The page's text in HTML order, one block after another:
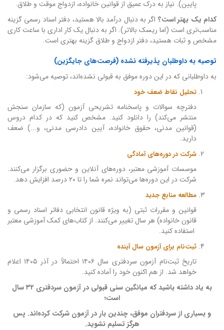
پایین). نیاز به درک عمیق از قوانین خانواده، ازدواج موقت و طلاق.
کدام یک بهتر است؟ اگر به دنبال درآمد بالا هستید، دفتر اسناد رسمی گزینه
مناسب‌تری است (اما ریسک بالاتر). اگر به دنبال یک کار اداری با ساعت کاری
مشخص و ثبات هستید، دفتر ازدواج و طلاق گزینه بهتری است.
توصیه به داوطلبان پذیرفته نشده (فرصت‌های جایگزین)
به داوطلبانی که در این دوره موفق به قبولی نشده‌اند، توصیه می‌شود:
تحلیل نقاط ضعف خود
دفترچه سوالات و پاسخنامه تشریحی آزمون (که سازمان سنجش
منتشر می‌کند) را دانلود کنید. مشخص کنید که در کدام دروس
(قوانین مدنی، حقوق خانواده، آیین دادرسی مدنی، و...) ضعف
دارید.
شرکت در دوره‌های آمادگی
موسسات آموزشی معتبر، دوره‌های آنلاین و حضوری برگزار می‌کنند.
شرکت در این دوره‌ها می‌تواند نمره شما را تا ۲۰ درصد افزایش دهد.
مطالعه منابع جدید
قوانین و مقررات ثبتی (به ویژه قانون انتخابی دفاتر اسناد رسمی و
قانون خانواده) هر سال تغییر می‌کنند. از کتاب‌های کمک آموزشی معتبر
استفاده کنید.
ثبت‌نام برای آزمون سال آینده
تاریخ ثبت‌نام آزمون سردفتری سال ۱۴۰۶ احتمالاً در آذر ۱۴۰۵ اعلام
خواهد شد. از هم اکنون خود را آماده کنید.
به یاد داشته باشید که میانگین سنی قبولی در آزمون سردفتری ۳۲ سال
است؛
و بسیاری از سردفتران موفق، چندین بار در آزمون شرکت کرده‌اند. پس
هرگز تسلیم نشوید.